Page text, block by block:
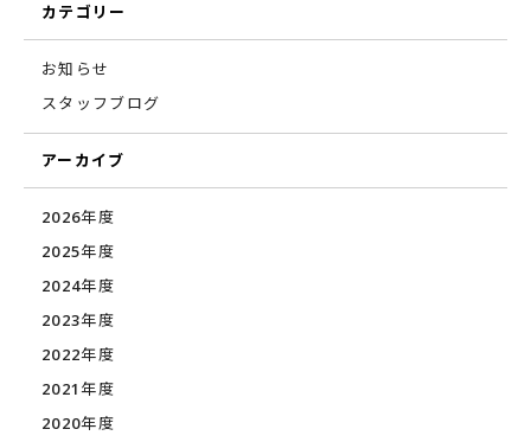
カテゴリー
お知らせ
スタッフブログ
アーカイブ
2026年度
2025年度
2024年度
2023年度
2022年度
2021年度
2020年度